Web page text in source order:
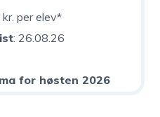
per elev*
: 26.08.26
for høsten 2026